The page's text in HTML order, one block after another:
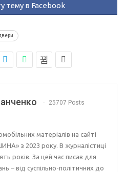
тему в Facebook
25707 Posts
матеріалів на сайті
з 2023 року. В журналістиці
років. За цей час писав для
– від суспільно-політичних до